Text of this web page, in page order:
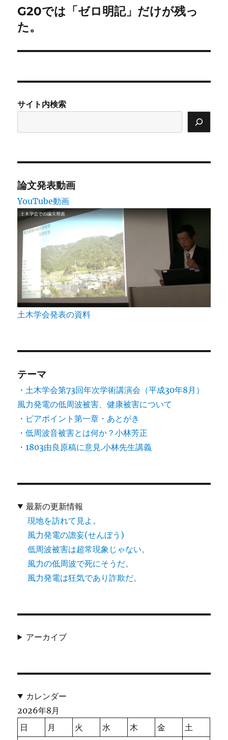
ー
シ
ン
次
の
稿:
G20では「ゼロ明記」だけが残っ
た。
サイト内検索
論文発表動画
YouTube動画
土木学会発表の資料
テーマ
・土木学会第73回年次学術講演会（平成30年8月）
風力発電の低周波被害、健康被害について
・ピアポイント第一章・あとがき
・低周波音被害とは何か？小林芳正
・1803由良原稿に意見.小林先生講義
最新の更新情報
現地を訪れて見よ。
風力発電の譫妄(せんぼう)
低周波被害は超常現象じゃない。
風力の低周波で死にそうだ。
風力発電は狂気であり詐欺だ。
アーカイブ
カレンダー
2026年8月
日
月 火 水 木 金
土